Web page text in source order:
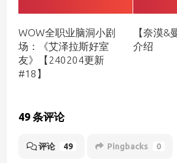
WOW全职业脑洞小剧
场：《艾泽拉斯好室
友》【240204更新
#18】
【奈漠&
介绍
49 条评论
评论 49 Pingbacks 0